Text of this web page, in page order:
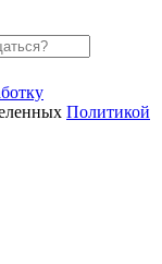
Политикой